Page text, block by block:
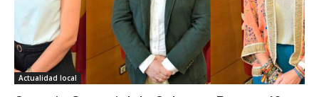
Actualidad local